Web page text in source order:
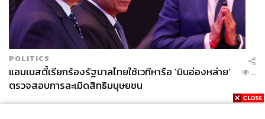
POLITICS
แอมเนสตี้เรียกร้องรัฐบาลไทยใช้เวทีหารือ ‘มินอ่องหล่าย’
ตรวจสอบการละเมิดสิทธิมนุษยชน
...